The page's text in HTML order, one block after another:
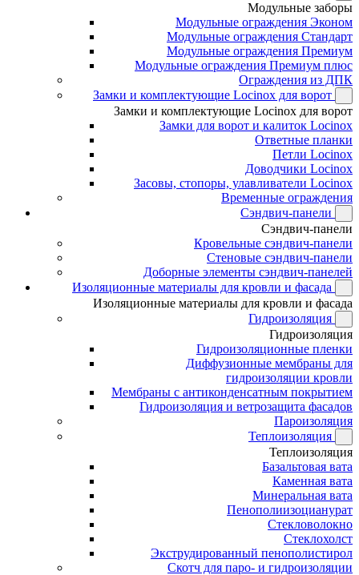
Модульные заборы
Модульные ограждения Эконом
Модульные ограждения Стандарт
Модульные ограждения Премиум
Модульные ограждения Премиум плюс
Ограждения из ДПК
Замки и комплектующие Locinox для ворот
Замки и комплектующие Locinox для ворот
Замки для ворот и калиток Locinox
Ответные планки
Петли Locinox
Доводчики Locinox
Засовы, стопоры, улавливатели Locinox
Временные ограждения
Сэндвич-панели
Сэндвич-панели
Кровельные сэндвич-панели
Стеновые сэндвич-панели
Доборные элементы сэндвич-панелей
Изоляционные материалы для кровли и фасада
Изоляционные материалы для кровли и фасада
Гидроизоляция
Гидроизоляция
Гидроизоляционные пленки
Диффузионные мембраны для
гидроизоляции кровли
Мембраны с антиконденсатным покрытием
Гидроизоляция и ветрозащита фасадов
Пароизоляция
Теплоизоляция
Теплоизоляция
Базальтовая вата
Каменная вата
Минеральная вата
Пенополиизоцианурат
Стекловолокно
Стеклохолст
Экструдированный пенополистирол
Скотч для паро- и гидроизоляции